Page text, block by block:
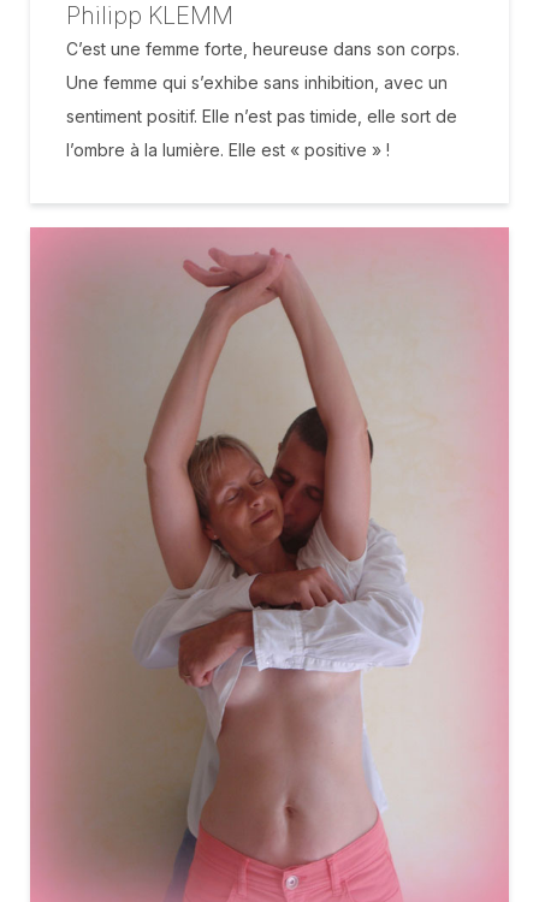
Philipp KLEMM
C’est une femme forte, heureuse dans son corps.
Une femme qui s’exhibe sans inhibition, avec un
sentiment positif. Elle n’est pas timide, elle sort de
l’ombre à la lumière. Elle est « positive » !